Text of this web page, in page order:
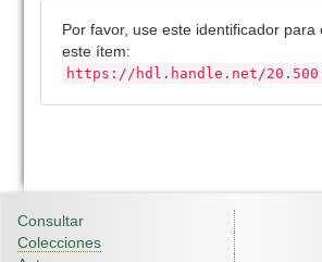
Por favor, use este identificador para
este ítem:
https://hdl.handle.net/
Consultar
Colecciones